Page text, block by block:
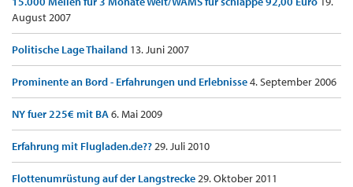
August 2007
Politische Lage Thailand 13. Juni 2007
Prominente an Bord - Erfahrungen und Erlebnisse4. September 2006
NY fuer 225€ mit BA6. Mai 2009
Erfahrung mit Flugladen.de??29. Juli 2010
Flottenumrüstung auf der Langstrecke29. Oktober 2011